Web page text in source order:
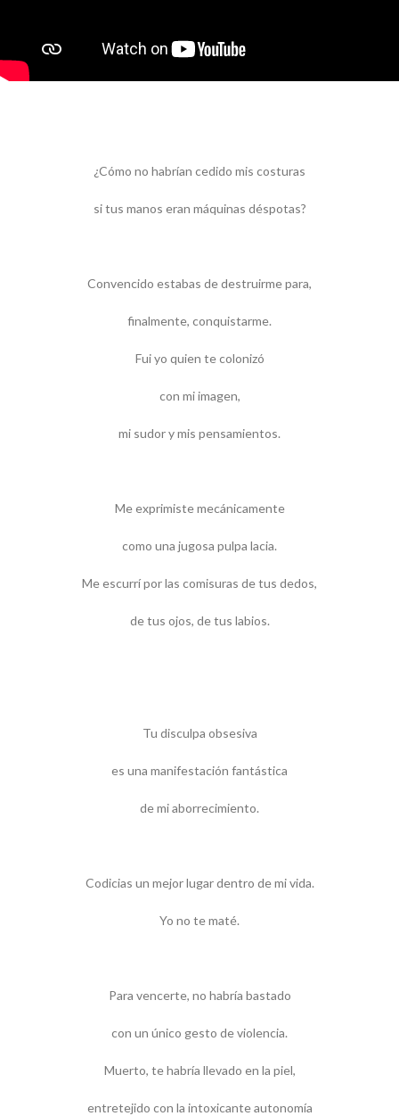
¿Cómo no habrían cedido mis costuras
si tus manos eran máquinas déspotas?
Convencido estabas de destruirme para,
finalmente, conquistarme.
Fui yo quien te colonizó
con mi imagen,
mi sudor y mis pensamientos.
Me exprimiste mecánicamente
como una jugosa pulpa lacia.
Me escurrí por las comisuras de tus dedos,
de tus ojos, de tus labios.
Tu disculpa obsesiva
es una manifestación fantástica
de mi aborrecimiento.
Codicias un mejor lugar dentro de mi vida.
Yo no te maté.
Para vencerte, no habría bastado
con un único gesto de violencia.
Muerto, te habría llevado en la piel,
entretejido con la intoxicante autonomía